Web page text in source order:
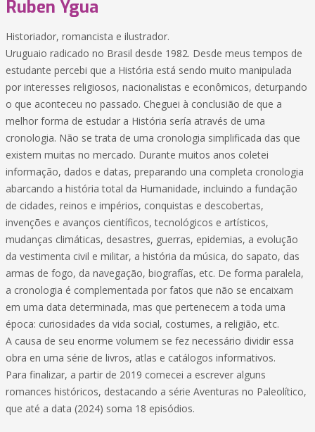
Ruben Ygua
Historiador, romancista e ilustrador.
Uruguaio radicado no Brasil desde 1982. Desde meus tempos de
estudante percebi que a História está sendo muito manipulada
por interesses religiosos, nacionalistas e econômicos, deturpando
o que aconteceu no passado. Cheguei à conclusião de que a
melhor forma de estudar a História sería através de uma
cronologia. Não se trata de uma cronologia simplificada das que
existem muitas no mercado. Durante muitos anos coletei
informação, dados e datas, preparando una completa cronologia
abarcando a história total da Humanidade, incluindo a fundação
de cidades, reinos e impérios, conquistas e descobertas,
invenções e avanços científicos, tecnológicos e artísticos,
mudanças climáticas, desastres, guerras, epidemias, a evolução
da vestimenta civil e militar, a história da música, do sapato, das
armas de fogo, da navegação, biografías, etc. De forma paralela,
a cronologia é complementada por fatos que não se encaixam
em uma data determinada, mas que pertenecem a toda uma
época: curiosidades da vida social, costumes, a religião, etc.
A causa de seu enorme volumem se fez necessário dividir essa
obra en uma série de livros, atlas e catálogos informativos.
Para finalizar, a partir de 2019 comecei a escrever alguns
romances históricos, destacando a série Aventuras no Paleolítico,
que até a data (2024) soma 18 episódios.